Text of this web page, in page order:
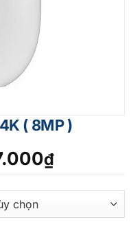
( 8MP )
₫Khoảng
giá:
từ